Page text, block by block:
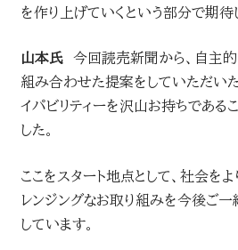
を作り上げていくという部分で期待
山本氏今回読売新聞から、自主的
組み合わせた提案をしていただい
イパビリティーを沢山お持ちである
した。
ここをスタート地点として、社会を
レンジングなお取り組みを今後ご一
しています。